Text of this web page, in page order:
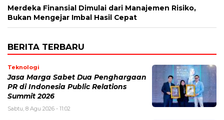
Merdeka Finansial Dimulai dari Manajemen Risiko,
Bukan Mengejar Imbal Hasil Cepat
BERITA TERBARU
Teknologi
Jasa Marga Sabet Dua Penghargaan
PR di Indonesia Public Relations
Summit 2026
Sabtu, 8 Agu 2026 - 11:02